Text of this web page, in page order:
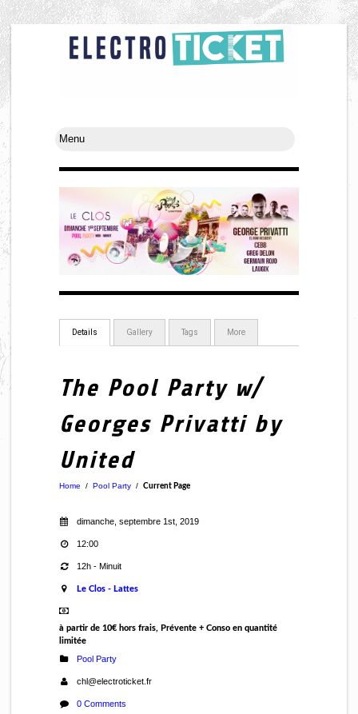
Details Gallery Tags More
The Pool Party w/
Georges Privatti by
United
Home / Pool Party / Current Page
dimanche, septembre 1st, 2019
12:00
12h - Minuit
Le Clos - Lattes
à partir de 10€ hors frais, Prévente + Conso en quantité
limitée
Pool Party
chl@electroticket.fr
0 Comments